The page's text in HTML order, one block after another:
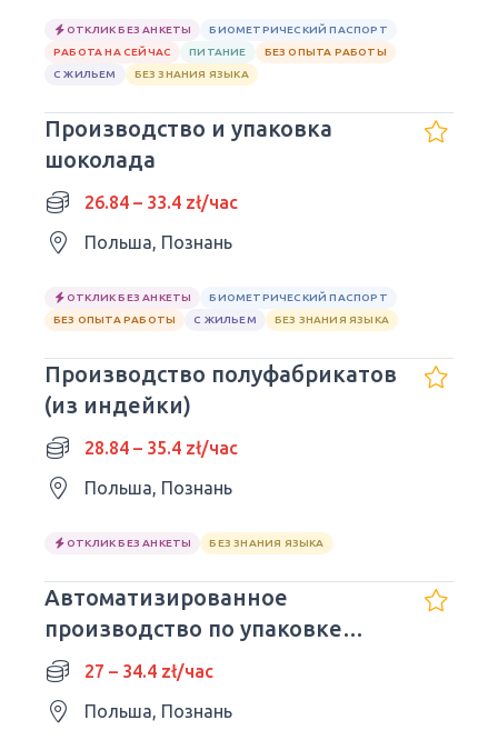
ОТКЛИК БЕЗ АНКЕТЫ
БИОМЕТРИЧЕСКИЙ ПАСПОРТ
РАБОТА НА СЕЙЧАС
ПИТАНИЕ
БЕЗ ОПЫТА РАБОТЫ
С ЖИЛЬЕМ
БЕЗ ЗНАНИЯ ЯЗЫКА
Производство и упаковка
шоколада
26.84 – 33.4 zł/час
Польша, Познань
ОТКЛИК БЕЗ АНКЕТЫ
БИОМЕТРИЧЕСКИЙ ПАСПОРТ
БЕЗ ОПЫТА РАБОТЫ
С ЖИЛЬЕМ БЕЗ ЗНАНИЯ ЯЗЫКА
Производство полуфабрикатов
(из индейки)
28.84 – 35.4 zł/час
Польша, Познань
ОТКЛИК БЕЗ АНКЕТЫ БЕЗ ЗНАНИЯ ЯЗЫКА
Автоматизированное
производство по упаковке
свежих овощей
27 – 34.4 zł/час
Польша, Познань